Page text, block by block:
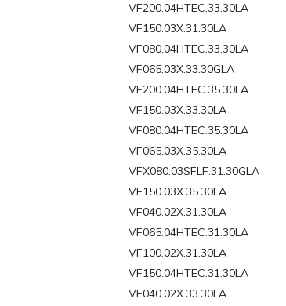
VF200.04HTEC.33.30LA
VF150.03X.31.30LA
VF080.04HTEC.33.30LA
VF065.03X.33.30GLA
VF200.04HTEC.35.30LA
VF150.03X.33.30LA
VF080.04HTEC.35.30LA
VF065.03X.35.30LA
VFX080.03SFLF.31.30GLA
VF150.03X.35.30LA
VF040.02X.31.30LA
VF065.04HTEC.31.30LA
VF100.02X.31.30LA
VF150.04HTEC.31.30LA
VF040.02X.33.30LA